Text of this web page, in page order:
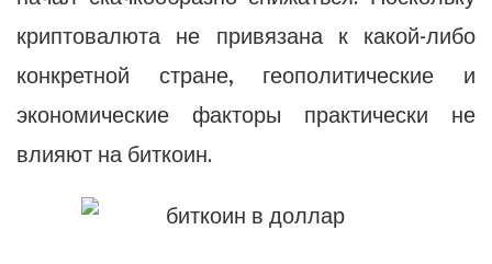
криптовалюта не привязана к какой-либо
конкретной стране, геополитические и
экономические факторы практически не
влияют на биткоин.